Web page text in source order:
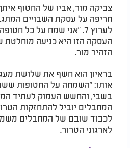
צביקה מור, אביו של החטוף
חריפה על עסקת השבויים
לערוץ 7. "אני שמח על כל
העסקה הזו היא כניעה מוחלטת
הזהיר מור.
בראיון הוא חשף את שלושת
אותו: "השמחה על החטופות
בשבי, והחשש העמוק לעתיד
המחבלים יוביל להתחזקות
לכבוד שובם של המחבלים
לארגוני הטרור.